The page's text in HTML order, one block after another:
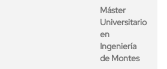
Máster
Universitario
en
Ingeniería
de Montes